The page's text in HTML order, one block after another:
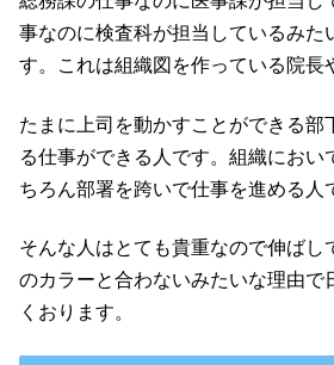
事なのに検査科が担当しているみた
す。これは組織図を作っている院長
たまに上司を動かすことができる部
る仕事ができる人です。組織におい
ちろん部署を跨いで仕事を進める人
そんな人はとても貴重なので伸ばし
のカラーと合わないみたいな理由で
くおります。